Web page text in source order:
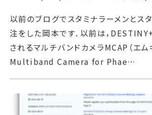
以前のブログでスタミナラーメンとス
注をした岡本です．以前は，
されるマルチバンドカメラMCAP（エム
Multiband Camera for Phae…